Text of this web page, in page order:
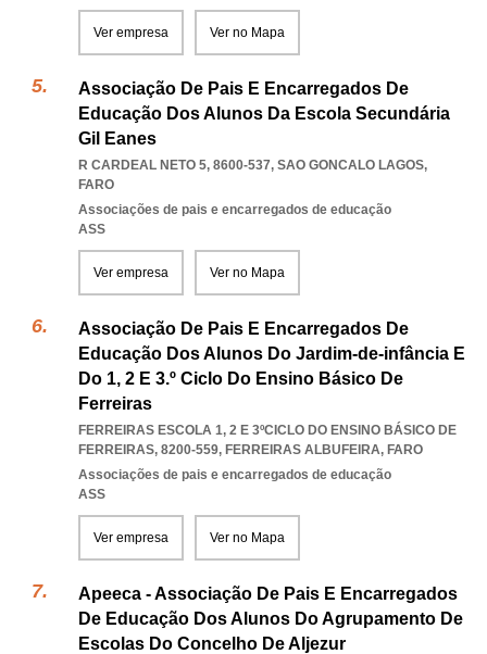
Ver empresa Ver no Mapa
Associação De Pais E Encarregados De
Educação Dos Alunos Da Escola Secundária
Gil Eanes
R CARDEAL NETO 5, 8600-537, SAO GONCALO LAGOS,
FARO
Associações de pais e encarregados de educação
ASS
Ver empresa Ver no Mapa
Associação De Pais E Encarregados De
Educação Dos Alunos Do Jardim-de-infância E
Do 1, 2 E 3.º Ciclo Do Ensino Básico De
Ferreiras
FERREIRAS ESCOLA 1, 2 E 3ºCICLO DO ENSINO BÁSICO DE
FERREIRAS, 8200-559, FERREIRAS ALBUFEIRA, FARO
Associações de pais e encarregados de educação
ASS
Ver empresa Ver no Mapa
Apeeca - Associação De Pais E Encarregados
De Educação Dos Alunos Do Agrupamento De
Escolas Do Concelho De Aljezur